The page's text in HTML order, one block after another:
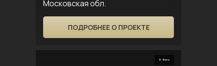
Московская обл.
ПОДРОБНЕЕ О ПРОЕКТЕ
6 Фото